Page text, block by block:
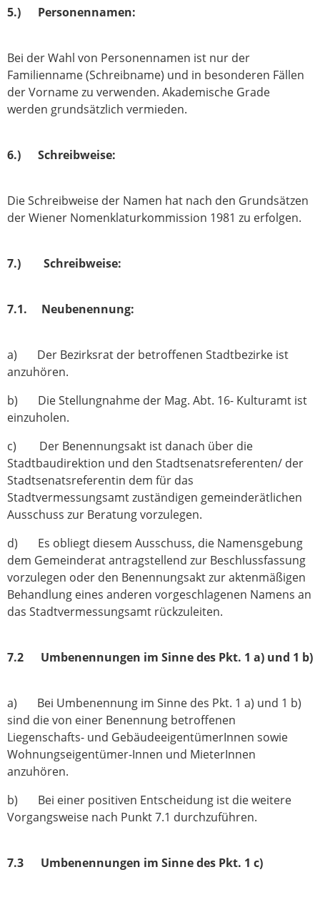
5.) Personennamen:
Bei der Wahl von Personennamen ist nur der
Familienname (Schreibname) und in besonderen Fällen
der Vorname zu verwenden. Akademische Grade
werden grundsätzlich vermieden.
6.) Schreibweise:
Die Schreibweise der Namen hat nach den Grundsätzen
der Wiener Nomenklaturkommission 1981 zu erfolgen.
7.) Schreibweise:
7.1. Neubenennung:
a) Der Bezirksrat der betroffenen Stadtbezirke ist
anzuhören.
b) Die Stellungnahme der Mag. Abt. 16- Kulturamt ist
einzuholen.
c) Der Benennungsakt ist danach über die
Stadtbaudirektion und den Stadtsenatsreferenten/ der
Stadtsenatsreferentin dem für das
Stadtvermessungsamt zuständigen gemeinderätlichen
Ausschuss zur Beratung vorzulegen.
d) Es obliegt diesem Ausschuss, die Namensgebung
dem Gemeinderat antragstellend zur Beschlussfassung
vorzulegen oder den Benennungsakt zur aktenmäßigen
Behandlung eines anderen vorgeschlagenen Namens an
das Stadtvermessungsamt rückzuleiten.
7.2 Umbenennungen im Sinne des Pkt. 1 a) und 1 b)
a) Bei Umbenennung im Sinne des Pkt. 1 a) und 1 b)
sind die von einer Benennung betroffenen
Liegenschafts- und GebäudeeigentümerInnen sowie
Wohnungseigentümer-Innen und MieterInnen
anzuhören.
b) Bei einer positiven Entscheidung ist die weitere
Vorgangsweise nach Punkt 7.1 durchzuführen.
7.3 Umbenennungen im Sinne des Pkt. 1 c)